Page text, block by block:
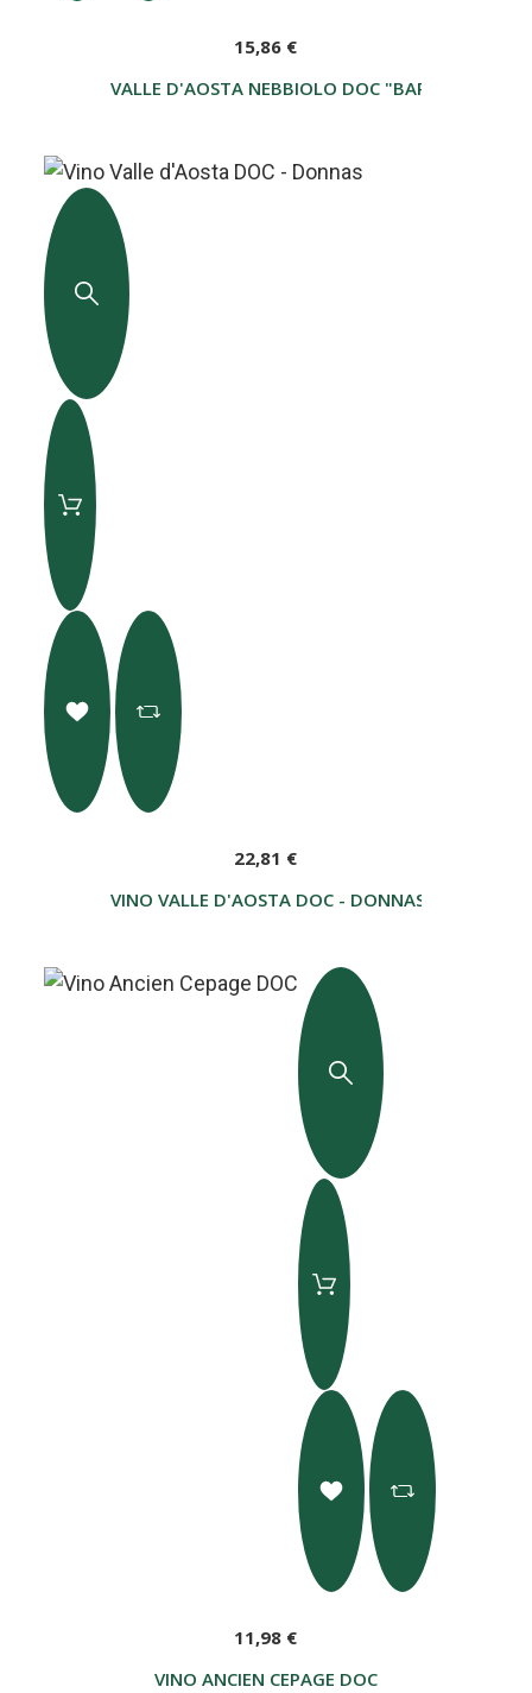
VALLE D'AOSTA NEBBIOLO DOC "BARMET" -
15,86 €
VINO VALLE D'AOSTA DOC - DONNAS
22,81 €
VINO ANCIEN CEPAGE DOC
11,98 €